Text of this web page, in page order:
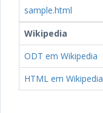
sample.html
Wikipedia
ODT em Wikipedia
HTML em Wikipedia